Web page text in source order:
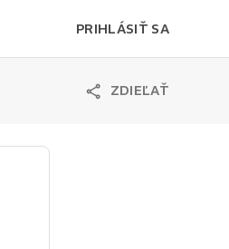
PRIHLÁSIŤ SA
ZDIEĽAŤ